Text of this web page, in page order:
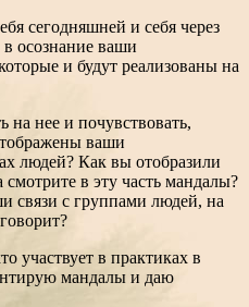
сегодняшней и себя через
осознание ваши
и будут реализованы на
на нее и почувствовать,
ваши
людей? Как вы отобразили
в эту часть мандалы?
связи с группами людей, на
участвует в практиках в
мандалы и даю